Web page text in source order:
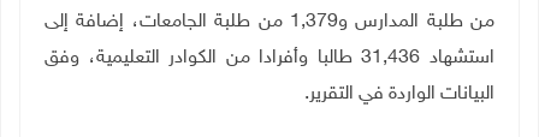
من طلبة المدارس و1,379 من طلبة الجامعات، إضافة إلى
استشهاد 31,436 طالبا وأفرادا من الكوادر التعليمية، وفق
البيانات الواردة في التقرير.